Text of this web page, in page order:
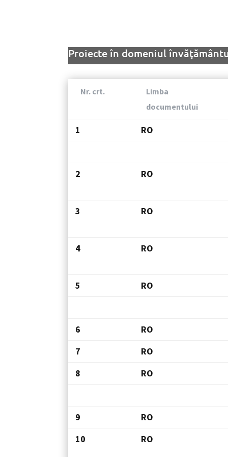
Proiecte în domeniul
Nr. crt.
Limba
documentului
1 RO
2 RO
3 RO
4 RO
5 RO
6
RO
7
RO
8
RO
9
RO
10
RO